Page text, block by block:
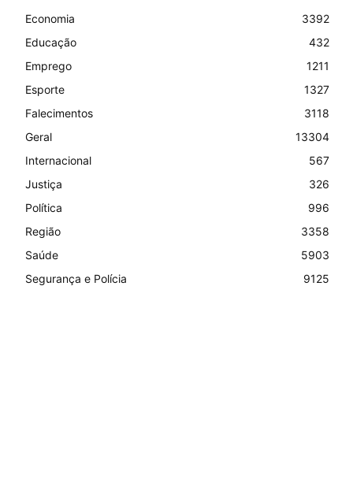
Economia
3392
Educação
432
Emprego
1211
Esporte
1327
Falecimentos
3118
Geral
13304
Internacional
567
Justiça
326
Política
996
Região
3358
Saúde
5903
Segurança e Polícia
9125